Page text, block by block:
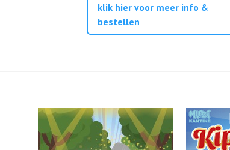
klik hier voor meer info &
bestellen